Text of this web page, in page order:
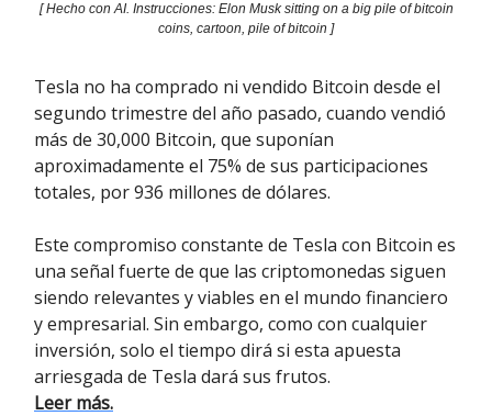
[ Hecho con AI. Instrucciones: Elon Musk sitting on a big pile of bitcoin
coins, cartoon, pile of bitcoin ]
Tesla no ha comprado ni vendido Bitcoin desde el
segundo trimestre del año pasado, cuando vendió
más de 30,000 Bitcoin, que suponían
aproximadamente el 75% de sus participaciones
totales, por 936 millones de dólares.
Este compromiso constante de Tesla con Bitcoin es
una señal fuerte de que las criptomonedas siguen
siendo relevantes y viables en el mundo financiero
y empresarial. Sin embargo, como con cualquier
inversión, solo el tiempo dirá si esta apuesta
arriesgada de Tesla dará sus frutos.
Leer más.